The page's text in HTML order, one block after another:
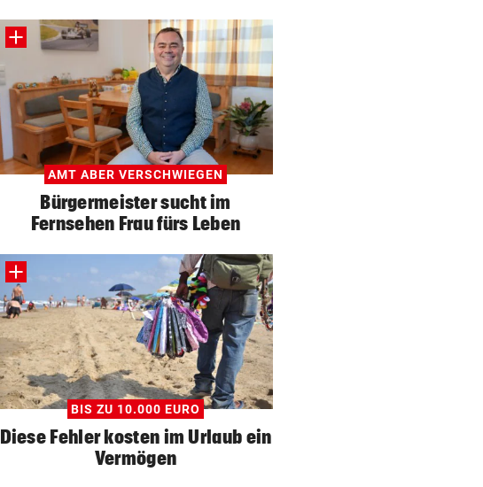
AMT ABER VERSCHWIEGEN
Bürgermeister sucht im
Fernsehen Frau fürs Leben
BIS ZU 10.000 EURO
Diese Fehler kosten im Urlaub ein
Vermögen